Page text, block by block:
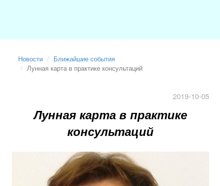
Новости
Ближайшие события
Лунная карта в практике консультаций
2019-10-05
Лунная карта в практике
консультаций